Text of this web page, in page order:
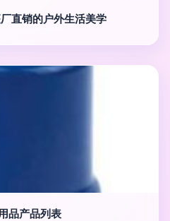
直销的户外生活美学
品产品列表